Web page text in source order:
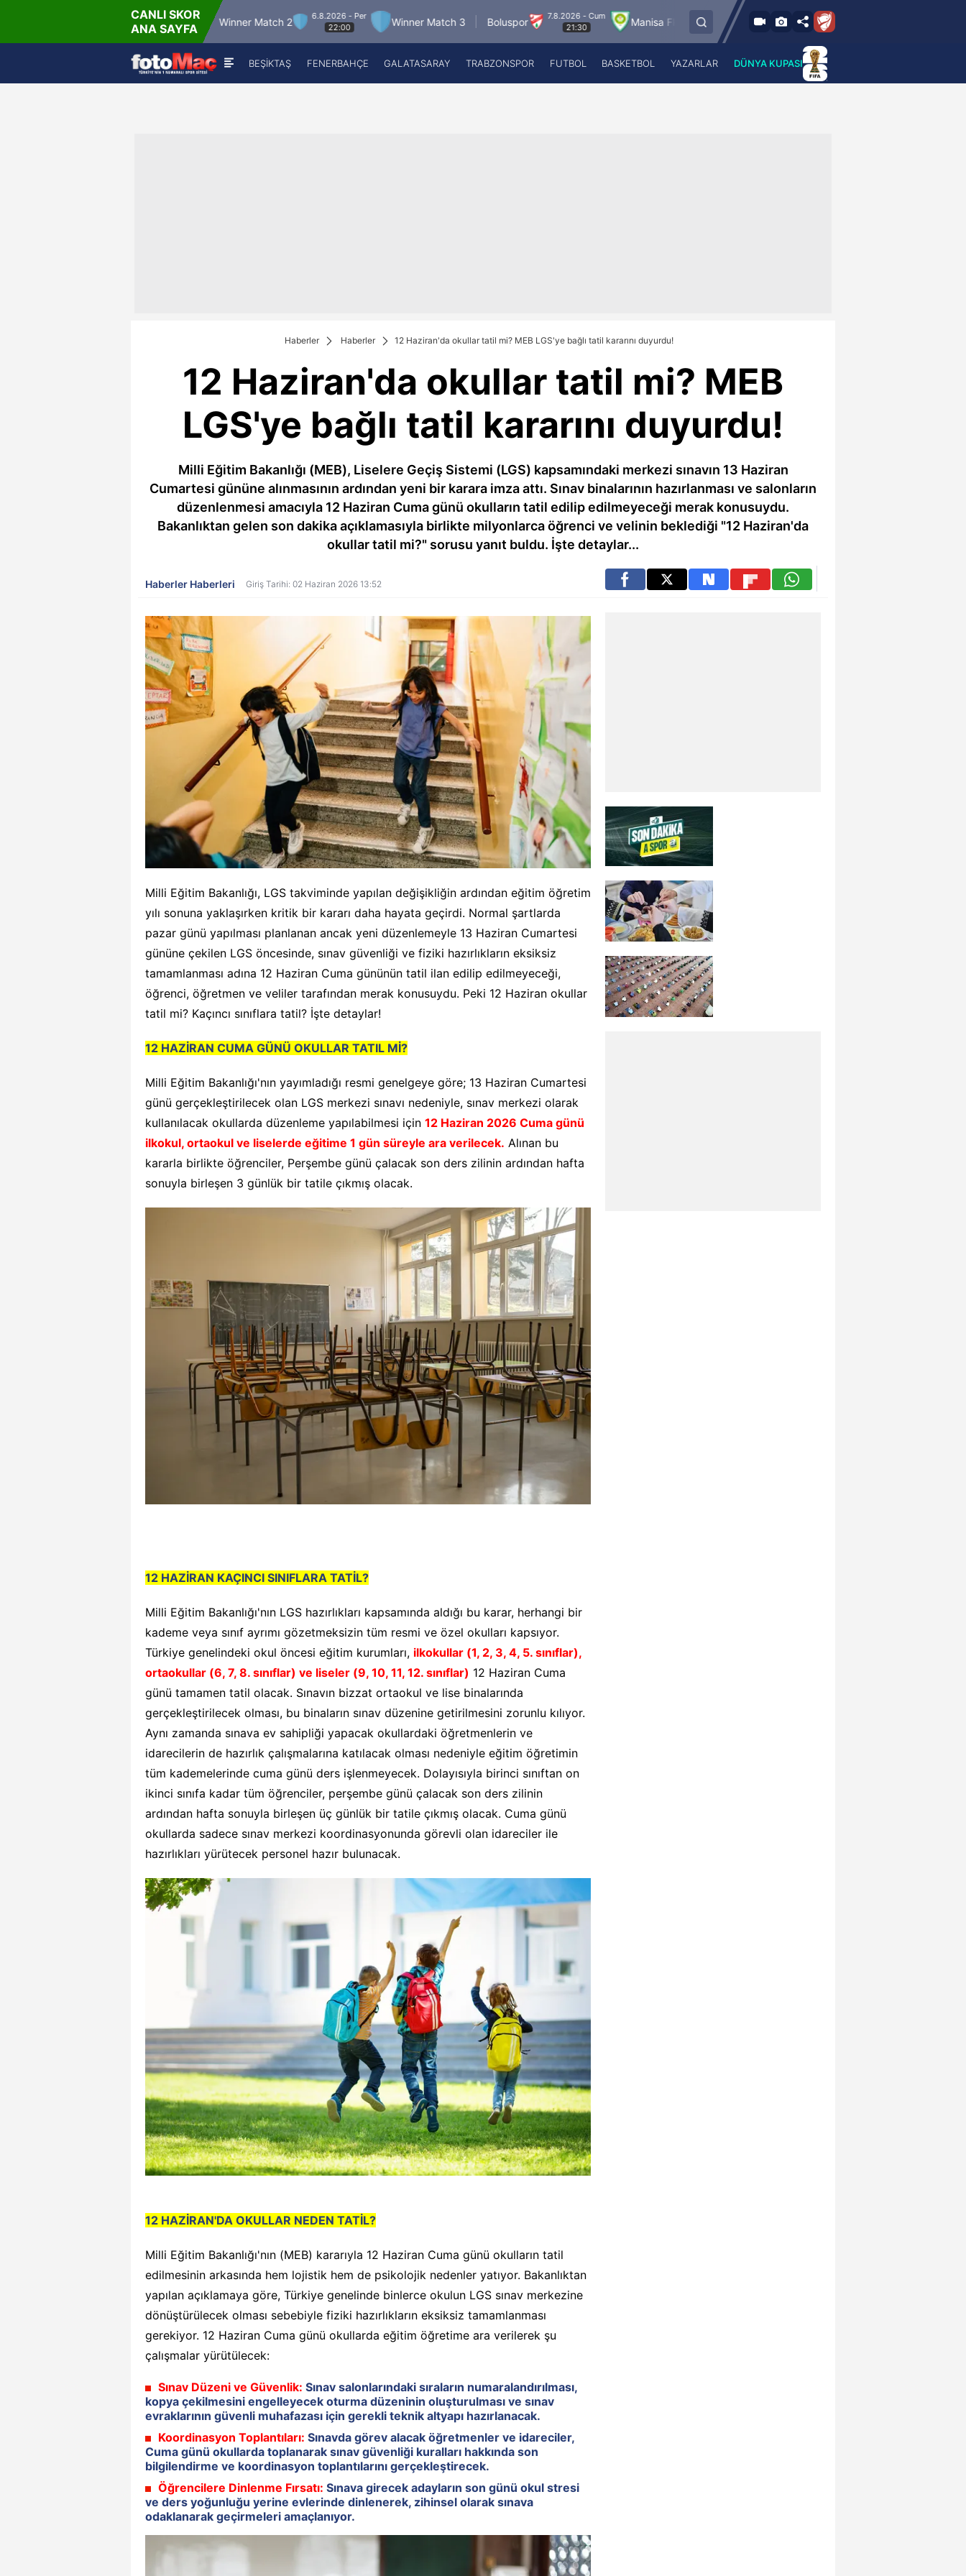
CANLI SKOR
ANA SAYFA
Winner Match 12 Winner Match 2
6.8.2026 - Per
22:00
Winner Match 3 Boluspor
7.8.2026 - Cum
21:30
Manisa FK Bandırmaspor
8.8.2026 - Cum
17:00
İstanbulspor
A Haber Radyo
BEŞİKTAŞ FENERBAHÇE GALATASARAY TRABZONSPOR FUTBOL BASKETBOL YAZARLAR DÜNYA KUPASI
Haberler Haberler 12 Haziran'da okullar tatil mi? MEB LGS'ye bağlı tatil kararını duyurdu!
12 Haziran'da okullar tatil mi? MEB
LGS'ye bağlı tatil kararını duyurdu!
Milli Eğitim Bakanlığı (MEB), Liselere Geçiş Sistemi (LGS) kapsamındaki merkezi sınavın 13 Haziran
Cumartesi gününe alınmasının ardından yeni bir karara imza attı. Sınav binalarının hazırlanması ve salonların
düzenlenmesi amacıyla 12 Haziran Cuma günü okulların tatil edilip edilmeyeceği merak konusuydu.
Bakanlıktan gelen son dakika açıklamasıyla birlikte milyonlarca öğrenci ve velinin beklediği "12 Haziran'da
okullar tatil mi?" sorusu yanıt buldu. İşte detaylar...
Haberler Haberleri Giriş Tarihi: 02 Haziran 2026 13:52
Milli Eğitim Bakanlığı, LGS takviminde yapılan değişikliğin ardından eğitim öğretim
yılı sonuna yaklaşırken kritik bir kararı daha hayata geçirdi. Normal şartlarda
pazar günü yapılması planlanan ancak yeni düzenlemeyle 13 Haziran Cumartesi
gününe çekilen LGS öncesinde, sınav güvenliği ve fiziki hazırlıkların eksiksiz
tamamlanması adına 12 Haziran Cuma gününün tatil ilan edilip edilmeyeceği,
öğrenci, öğretmen ve veliler tarafından merak konusuydu. Peki 12 Haziran okullar
tatil mi? Kaçıncı sınıflara tatil? İşte detaylar!
12 HAZİRAN CUMA GÜNÜ OKULLAR TATIL Mİ?
Milli Eğitim Bakanlığı'nın yayımladığı resmi genelgeye göre; 13 Haziran Cumartesi
günü gerçekleştirilecek olan LGS merkezi sınavı nedeniyle, sınav merkezi olarak
kullanılacak okullarda düzenleme yapılabilmesi için 12 Haziran 2026 Cuma günü
ilkokul, ortaokul ve liselerde eğitime 1 gün süreyle ara verilecek. Alınan bu
kararla birlikte öğrenciler, Perşembe günü çalacak son ders zilinin ardından hafta
sonuyla birleşen 3 günlük bir tatile çıkmış olacak.
12 HAZİRAN KAÇINCI SINIFLARA TATİL?
Milli Eğitim Bakanlığı'nın LGS hazırlıkları kapsamında aldığı bu karar, herhangi bir
kademe veya sınıf ayrımı gözetmeksizin tüm resmi ve özel okulları kapsıyor.
Türkiye genelindeki okul öncesi eğitim kurumları, ilkokullar (1, 2, 3, 4, 5. sınıflar),
ortaokullar (6, 7, 8. sınıflar) ve liseler (9, 10, 11, 12. sınıflar) 12 Haziran Cuma
günü tamamen tatil olacak. Sınavın bizzat ortaokul ve lise binalarında
gerçekleştirilecek olması, bu binaların sınav düzenine getirilmesini zorunlu kılıyor.
Aynı zamanda sınava ev sahipliği yapacak okullardaki öğretmenlerin ve
idarecilerin de hazırlık çalışmalarına katılacak olması nedeniyle eğitim öğretimin
tüm kademelerinde cuma günü ders işlenmeyecek. Dolayısıyla birinci sınıftan on
ikinci sınıfa kadar tüm öğrenciler, perşembe günü çalacak son ders zilinin
ardından hafta sonuyla birleşen üç günlük bir tatile çıkmış olacak. Cuma günü
okullarda sadece sınav merkezi koordinasyonunda görevli olan idareciler ile
hazırlıkları yürütecek personel hazır bulunacak.
12 HAZİRAN'DA OKULLAR NEDEN TATİL?
Milli Eğitim Bakanlığı'nın (MEB) kararıyla 12 Haziran Cuma günü okulların tatil
edilmesinin arkasında hem lojistik hem de psikolojik nedenler yatıyor. Bakanlıktan
yapılan açıklamaya göre, Türkiye genelinde binlerce okulun LGS sınav merkezine
dönüştürülecek olması sebebiyle fiziki hazırlıkların eksiksiz tamamlanması
gerekiyor. 12 Haziran Cuma günü okullarda eğitim öğretime ara verilerek şu
çalışmalar yürütülecek:
Sınav Düzeni ve Güvenlik: Sınav salonlarındaki sıraların numaralandırılması,
kopya çekilmesini engelleyecek oturma düzeninin oluşturulması ve sınav
evraklarının güvenli muhafazası için gerekli teknik altyapı hazırlanacak.
Koordinasyon Toplantıları: Sınavda görev alacak öğretmenler ve idareciler,
Cuma günü okullarda toplanarak sınav güvenliği kuralları hakkında son
bilgilendirme ve koordinasyon toplantılarını gerçekleştirecek.
Öğrencilere Dinlenme Fırsatı: Sınava girecek adayların son günü okul stresi
ve ders yoğunluğu yerine evlerinde dinlenerek, zihinsel olarak sınava
odaklanarak geçirmeleri amaçlanıyor.